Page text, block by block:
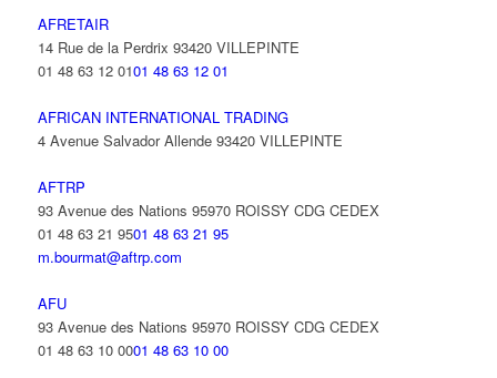
AFRETAIR
14 Rue de la Perdrix 93420 VILLEPINTE
01 48 63 12 0101 48 63 12 01
AFRICAN INTERNATIONAL TRADING
4 Avenue Salvador Allende 93420 VILLEPINTE
AFTRP
93 Avenue des Nations 95970 ROISSY CDG CEDEX
01 48 63 21 9501 48 63 21 95
m.bourmat@aftrp.com
AFU
93 Avenue des Nations 95970 ROISSY CDG CEDEX
01 48 63 10 0001 48 63 10 00